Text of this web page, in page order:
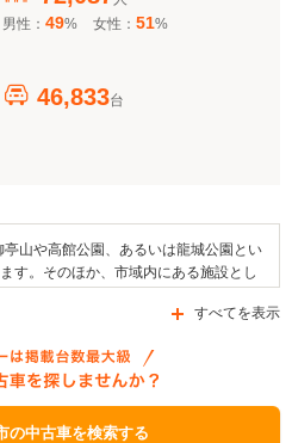
男性： 49% 女性： 51%
46,833台
山や高館公園、あるいは龍城公園とい
す。そのほか、市域内にある施設とし
トマトなどが挙げられるほか、例年行
は大捻縄引きがあります。この市に
ており、エリア内を通る道路としては
号線などが挙げられます。なお、大田
行われており、「栃木県電気自動車充
すべてを表示
の中古車を検索する